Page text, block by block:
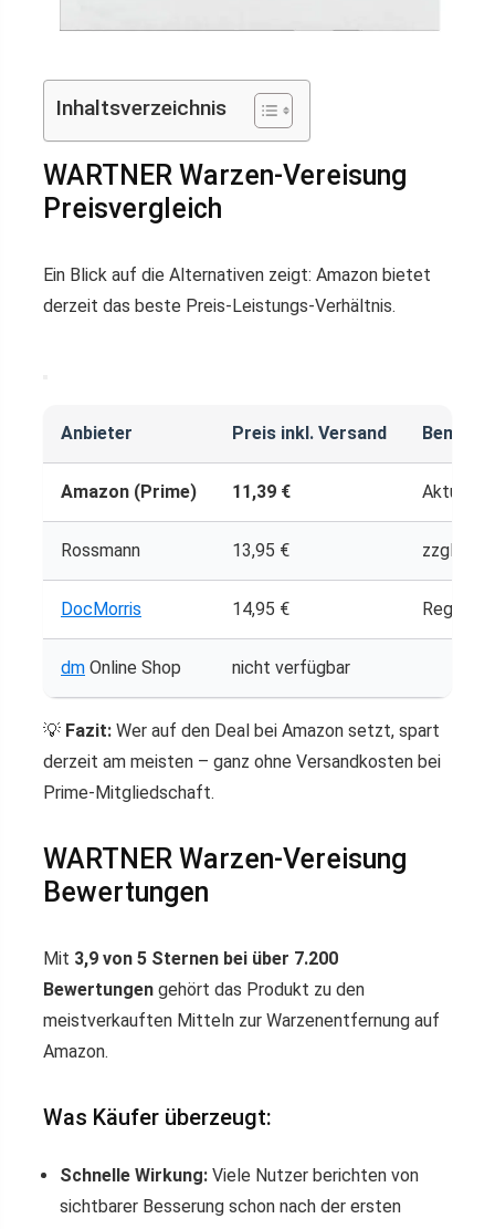
Inhaltsverzeichnis
WARTNER Warzen-Vereisung
Preisvergleich
Ein Blick auf die Alternativen zeigt: Amazon bietet
derzeit das beste Preis-Leistungs-Verhältnis.
Anbieter Preis inkl. Versand
Amazon (Prime) 11,39 € Aktuell
Rossmann 13,95 € zzgl.
DocMorris 14,95 €
dm Online Shop nicht verfügbar
💡 Fazit: Wer auf den Deal bei Amazon setzt, spart
derzeit am meisten – ganz ohne Versandkosten bei
Prime-Mitgliedschaft.
WARTNER Warzen-Vereisung
Bewertungen
Mit 3,9 von 5 Sternen bei über 7.200
Bewertungen gehört das Produkt zu den
meistverkauften Mitteln zur Warzenentfernung auf
Amazon.
Was Käufer überzeugt:
Schnelle Wirkung: Viele Nutzer berichten von
sichtbarer Besserung schon nach der ersten